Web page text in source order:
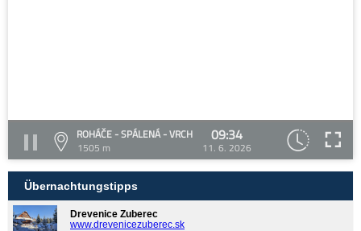
ROHÁČE - SPÁLENÁ - VRCH
1505 m
09:34
11. 6. 2026
Übernachtungstipps
Drevenice Zuberec
www.drevenicezuberec.sk